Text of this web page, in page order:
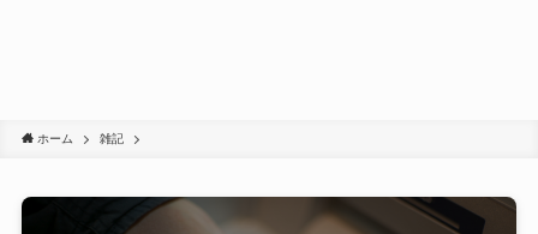
ホーム 雑記